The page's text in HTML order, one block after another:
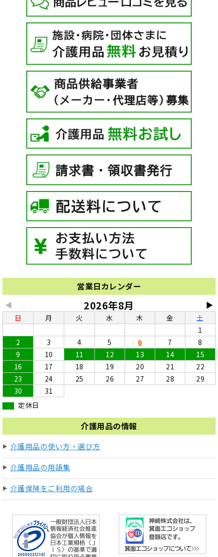
営業日カレンダー
◀ ▶
2026年8月
日 月 火 水 木 金
土
1
2
3 4 5 6 7
8
9
10 11 12 13 14
15
16
17 18 19 20 21
22
23
24 25 26 27 28
29
30
31
定休日
介護用品の情報
介護用品の使い方・選び方
介護用品の用語集
介護保険をご利用の場合